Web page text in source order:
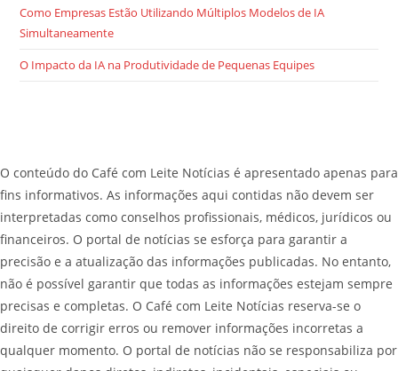
Como Empresas Estão Utilizando Múltiplos Modelos de IA
Simultaneamente
O Impacto da IA na Produtividade de Pequenas Equipes
O conteúdo do Café com Leite Notícias é apresentado apenas para
fins informativos. As informações aqui contidas não devem ser
interpretadas como conselhos profissionais, médicos, jurídicos ou
financeiros. O portal de notícias se esforça para garantir a
precisão e a atualização das informações publicadas. No entanto,
não é possível garantir que todas as informações estejam sempre
precisas e completas. O Café com Leite Notícias reserva-se o
direito de corrigir erros ou remover informações incorretas a
qualquer momento. O portal de notícias não se responsabiliza por